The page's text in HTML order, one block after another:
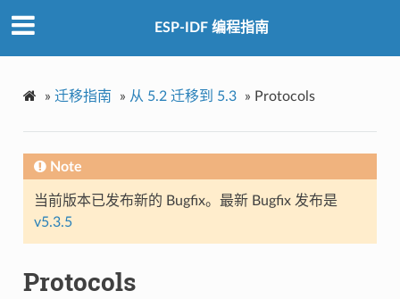
ESP-IDF 编程指南
» 迁移指南 » 从 5.2 迁移到 5.3 » Protocols
Note
当前版本已发布新的 Bugfix。最新 Bugfix 发布是
v5.3.5
Protocols